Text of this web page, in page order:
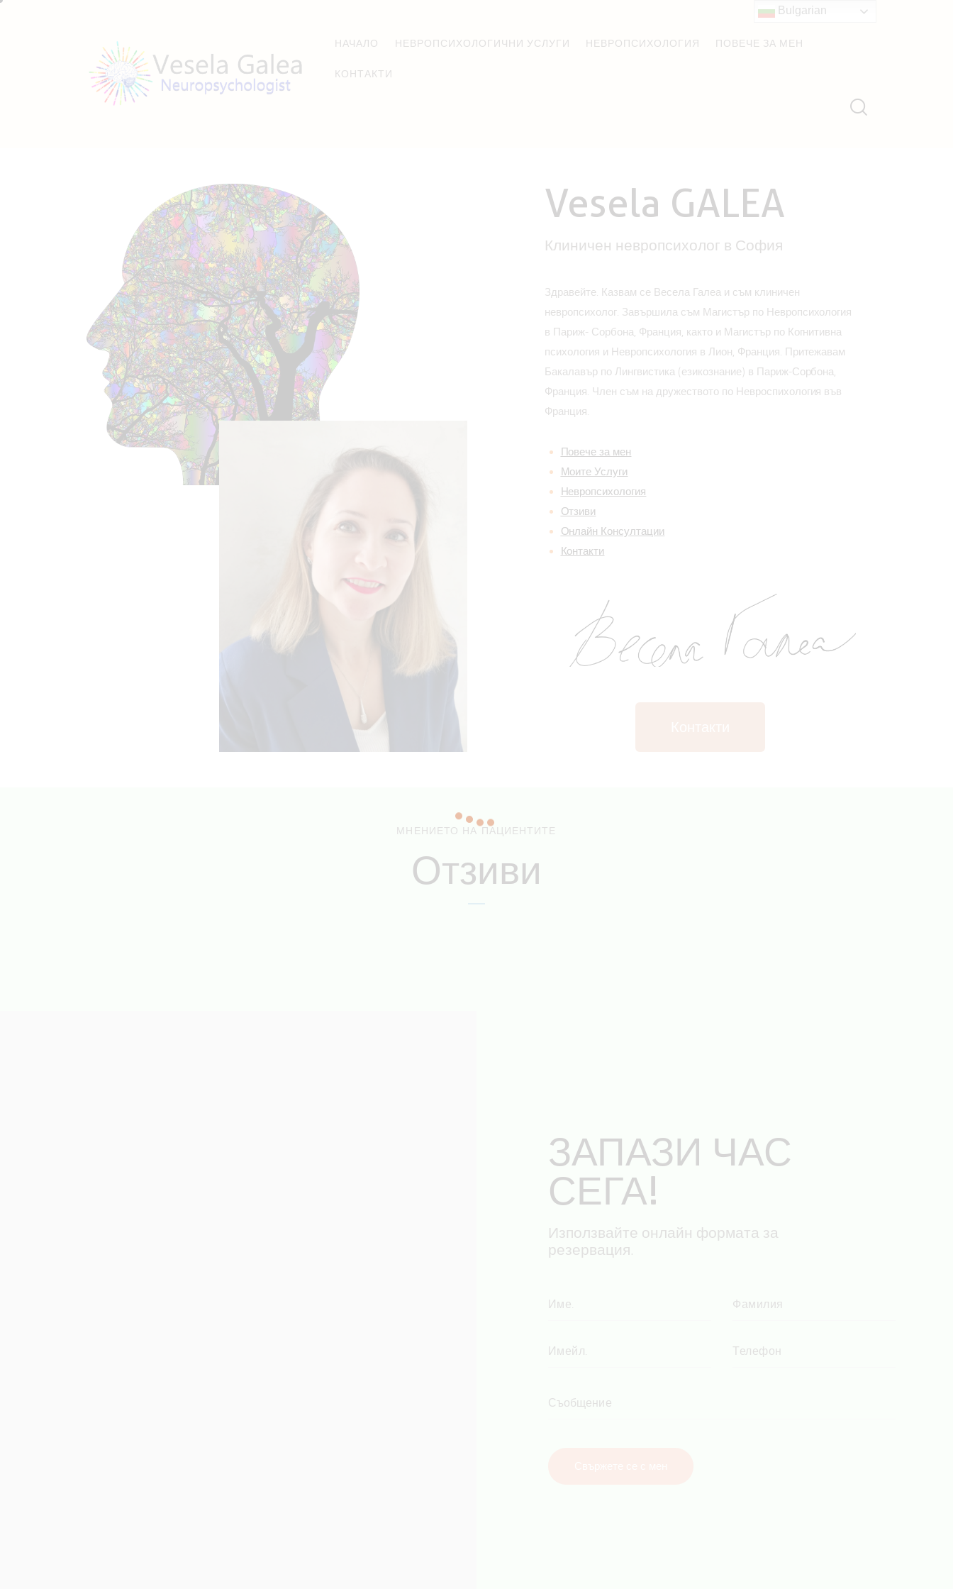
НАЧАЛО НЕВРОПСИХОЛОГИЧНИ УСЛУГИ НЕВРОПСИХОЛОГИЯ ПОВЕЧЕ ЗА МЕН
КОНТАКТИ
Vesela GALEA
Клиничен невропсихолог в София
Здравейте. Казвам се Весела Галеа и съм клиничен
невропсихолог. Завършила съм Магистър по Невропсихология
в Париж- Сорбона, Франция, както и Магистър по Когнитивна
психология и Невропсихология в Лион, Франция. Притежавам
Бакалавър по Лингвистика (езикознание) в Париж-Сорбона,
Франция. Член съм на дружеството по Невроспихология във
Франция.
Повече за мен
Моите Услуги
Невропсихология
Отзиви
Онлайн Консултации
Контакти
МНЕНИЕТО НА ПАЦИЕНТИТЕ
Отзиви
ЗАПАЗИ ЧАС
СЕГА!
Използвайте онлайн формата за
резервация.
Bulgarian